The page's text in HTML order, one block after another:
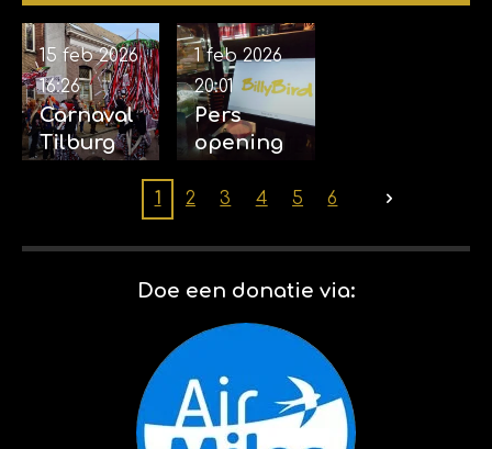
2026
Carnaval
Tilburg
15 feb 2026
16:26
Pers
opening
Drakenrij
2026
1 feb 2026
20:01
1 2 3 4 5 6
Doe een donatie via: